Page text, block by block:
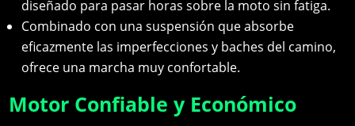
diseñado para pasar horas sobre la moto sin fatiga.
Combinado con una suspensión que absorbe
eficazmente las imperfecciones y baches del camino,
ofrece una marcha muy confortable.
Motor Confiable y Económico